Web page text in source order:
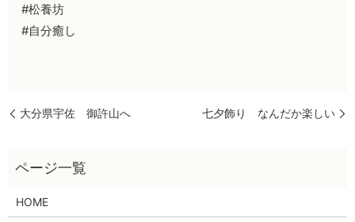
#松養坊
#自分癒し
大分県宇佐 御許山へ 七夕飾り なんだか楽しい
HOME